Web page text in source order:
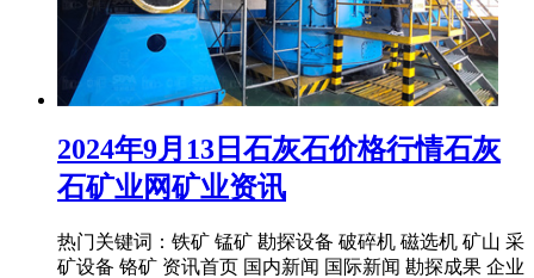
2024年9月13日石灰石价格行情石灰
石矿业网矿业资讯
热门关键词：铁矿 锰矿 勘探设备 破碎机 磁选机 矿山 采
矿设备 铬矿 资讯首页 国内新闻 国际新闻 勘探成果 企业